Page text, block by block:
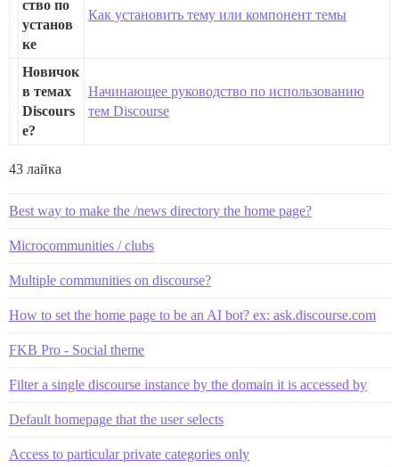
ство по
установ
ке
Как установить тему или компонент темы
Новичок
в темах
Discours
e?
Начинающее руководство по использованию
тем Discourse
43 лайка
Best way to make the /news directory the home page?
Microcommunities / clubs
Multiple communities on discourse?
How to set the home page to be an AI bot? ex: ask.discourse.com
FKB Pro - Social theme
Filter a single discourse instance by the domain it is accessed by
Default homepage that the user selects
Access to particular private categories only